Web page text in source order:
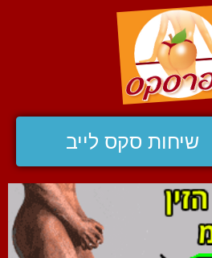
שיחות סקס לייב